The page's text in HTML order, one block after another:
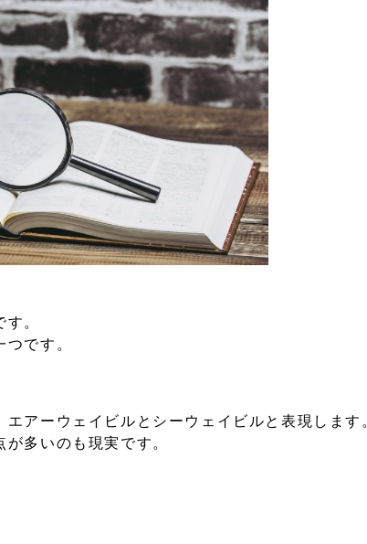
。
です。
アーウェイビルとシーウェイビルと表現します。
多いのも現実です。